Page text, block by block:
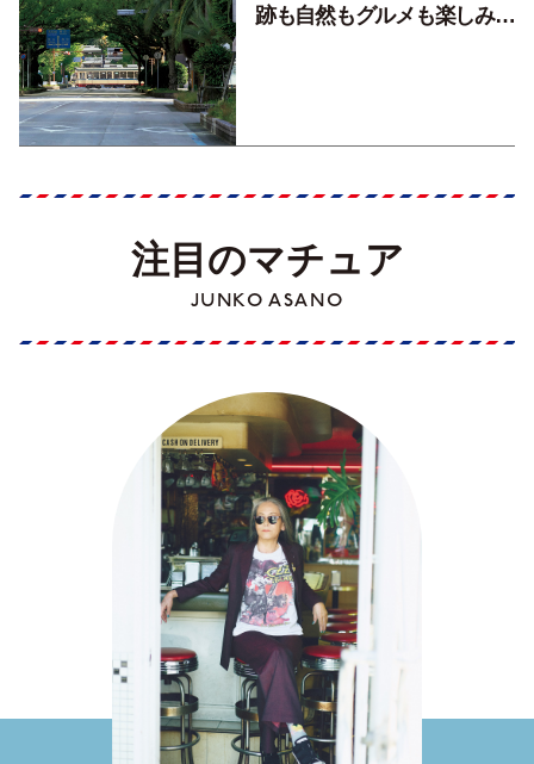
跡も自然もグルメも楽しみ尽
注目のマチュア
JUNKO ASANO